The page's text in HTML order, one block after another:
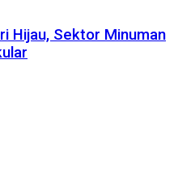
Hijau, Sektor Minuman